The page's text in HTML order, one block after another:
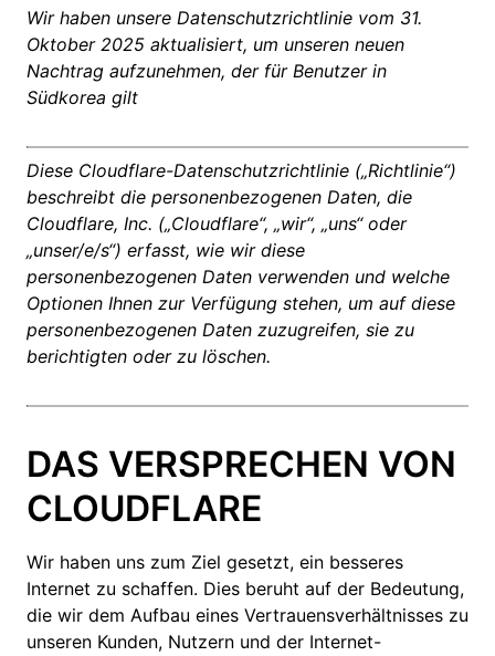
Wir haben unsere Datenschutzrichtlinie vom 31.
Oktober 2025 aktualisiert, um unseren neuen
Nachtrag aufzunehmen, der für Benutzer in
Südkorea gilt
Diese Cloudflare-Datenschutzrichtlinie („Richtlinie“)
beschreibt die personenbezogenen Daten, die
Cloudflare, Inc. („Cloudflare“, „wir“, „uns“ oder
„unser/e/s“) erfasst, wie wir diese
personenbezogenen Daten verwenden und welche
Optionen Ihnen zur Verfügung stehen, um auf diese
personenbezogenen Daten zuzugreifen, sie zu
berichtigten oder zu löschen.
DAS VERSPRECHEN VON
CLOUDFLARE
Wir haben uns zum Ziel gesetzt, ein besseres
Internet zu schaffen. Dies beruht auf der Bedeutung,
die wir dem Aufbau eines Vertrauensverhältnisses zu
unseren Kunden, Nutzern und der Internet-